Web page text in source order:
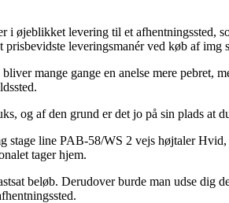
øjeblikket levering til et afhentningssted,
leveringsmanér ved køb af
mange gange en anelse mere pebret,
og af den grund er det jo på sin plads at
stage line PAB-58/WS 2 vejs højtaler
tager hjem.
beløb. Derudover burde man udse